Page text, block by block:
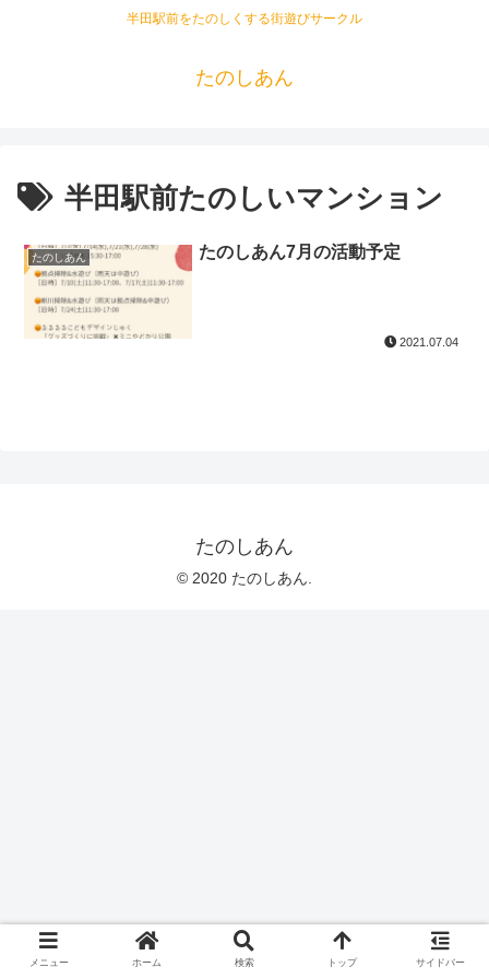
半田駅前をたのしくする街遊びサークル
たのしあん
半田駅前たのしいマンション
たのしあん たのしあん7月の活動予定
2021.07.04
たのしあん
© 2020 たのしあん.
メニュー ホーム 検索 トップ サイドバー